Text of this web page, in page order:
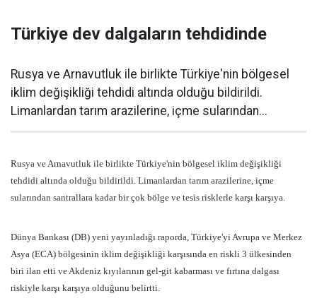
Türkiye dev dalgaların tehdidinde
Rusya ve Arnavutluk ile birlikte Türkiye'nin bölgesel
iklim değişikliği tehdidi altında olduğu bildirildi.
Limanlardan tarım arazilerine, içme sularından...
Rusya ve Arnavutluk ile birlikte Türkiye'nin bölgesel iklim değişikliği
tehdidi altında olduğu bildirildi. Limanlardan tarım arazilerine, içme
sularından santrallara kadar bir çok bölge ve tesis risklerle karşı karşıya.
Dünya Bankası (DB) yeni yayınladığı raporda, Türkiye'yi Avrupa ve Merkez
Asya (ECA) bölgesinin iklim değişikliği karşısında en riskli 3 ülkesinden
biri ilan etti ve Akdeniz kıyılarının gel-git kabarması ve fırtına dalgası
riskiyle karşı karşıya olduğunu belirtti.